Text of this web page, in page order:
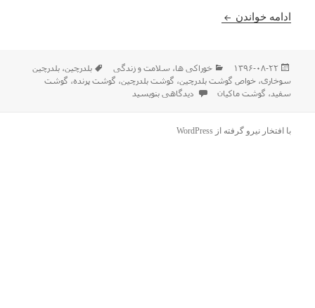
ادامه خواندن آشنایی مختصر با خواص گوشت بلدرچین
ارسال
شده
در
۱۳۹۶-۰۸-۲۲ دسته‌ها
خوراکی ها، سلامت و زندگی برچسب‌ها
بلدرچین،بلدرچین
سوخاری،خواص گوشت بلدرچین، گوشت بلدرچین، گوشت پرنده، گوشت
سفید، گوشت ماکیان برای آشنایی مختصر با خواص گوشت بلدرچین
دیدگاهی بنویسید
با افتخار نیرو گرفته از WordPress